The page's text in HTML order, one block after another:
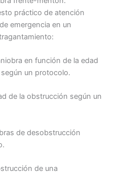
práctico de atención
emergencia en un
en función de la edad
un protocolo.
de la obstrucción según un
de desobstrucción
de una